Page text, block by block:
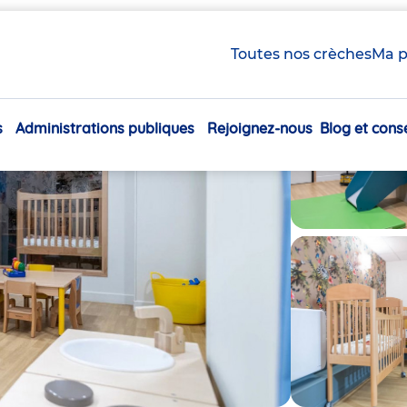
Toutes nos crèchesMa
Navigation
Administrations publiques Rejoignez-nous Blog et